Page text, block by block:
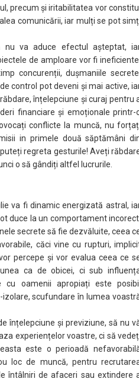
precum și iritabilitatea vor
comunicării, iar mulți se pot
nu va aduce efectul așteptat,
de amploare vor fi
concurenții, dușmaniile
control pot deveni și mai active,
înțelepciune și curaj pentru
financiare și emoționale printr-
conflicte la muncă, nu
in primele două săptămâni
regreta gesturile! Aveți
o să gândiți altfel lucrurile.
va fi dinamic energizată astral,
duce la un comportament
secrete să fie dezvăluite, ceea
căci vine cu rupturi,
percepe și vor evalua ceea ce
ca de obicei, ci sub
cu oamenii apropiați este
scufundare în lumea
înțelepciune și previziune, să nu
experiențelor voastre, ci să
este o perioadă
loc de muncă, pentru
întâlniri de afaceri sau extindere